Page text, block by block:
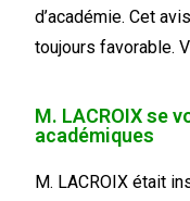
d’académie. Cet
toujours favorable.
M. LACROIX se
académiques
M. LACROIX était